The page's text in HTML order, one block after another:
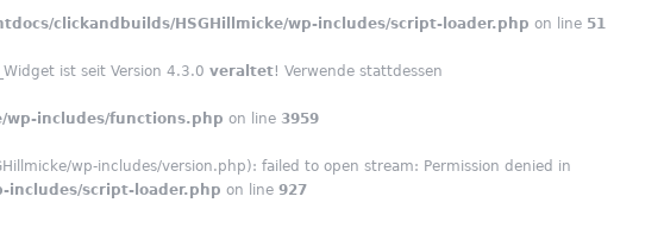
clickandbuilds/HSGHillmicke/wp-includes/script-loader.php on line 51
ist seit Version 4.3.0 veraltet! Verwende stattdessen
wp-includes/functions.php on line 3959
wp-includes/version.php): failed to open stream: Permission denied in
includes/script-loader.php on line 927